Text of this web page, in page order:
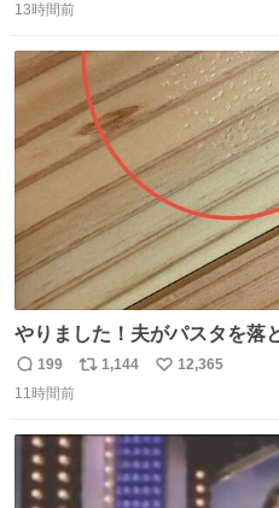
ちいかわ 人魚の島のひみつ』
す。ちいかわ初心者向けです🖊
信
ポ
ト
数
数
13時間前
やりました！夫がパスタを落
た！よかったーーー！ファー
て！これで第二波いつでもい
は乾燥パスタに負けます。豆
返
信
199
リ
1,144
い
数
12,365
11時間前